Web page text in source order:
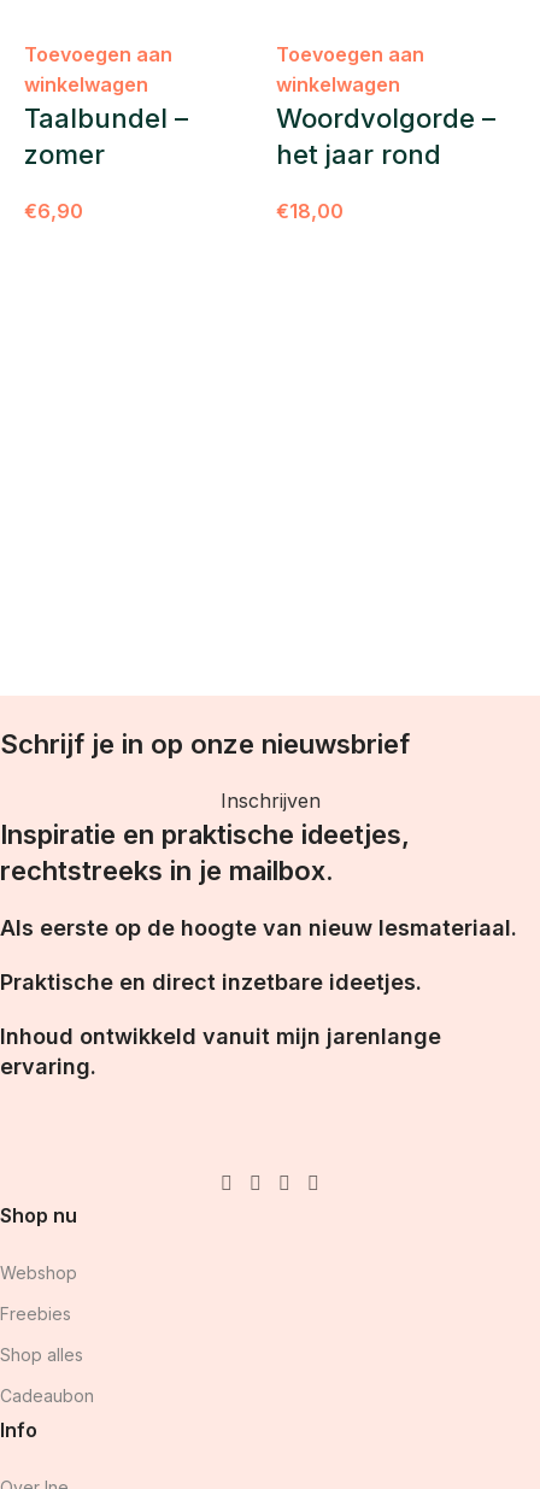
Toevoegen aan
winkelwagen
Taalbundel –
zomer
€6,90
Toevoegen aan
winkelwagen
Woordvolgorde –
het jaar rond
€18,00
Schrijf je in op onze nieuwsbrief
Inschrijven
Inspiratie en praktische ideetjes,
rechtstreeks in je mailbox.
Als eerste op de hoogte van nieuw lesmateriaal.
Praktische en direct inzetbare ideetjes.
Inhoud ontwikkeld vanuit mijn jarenlange
ervaring.
Shop nu
Webshop
Freebies
Shop alles
Cadeaubon
Info